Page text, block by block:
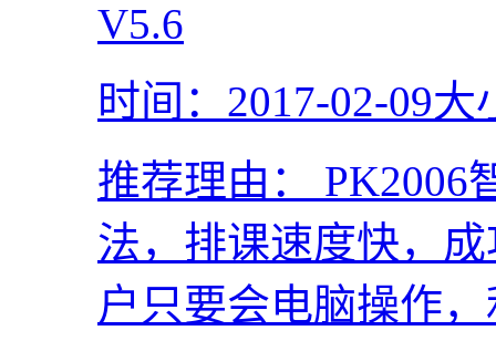
时间：2017-02-09大
推荐理由：
PK2006
法，排课速度快，
户只要会电脑操作